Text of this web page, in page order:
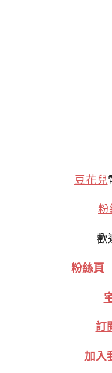
豆花兒
粉
歡
粉絲頁
訂
加入